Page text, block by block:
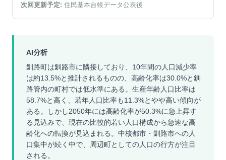
次回更新予定: 住民基本台帳データ公表後
AI分析
釧路町は釧路市に隣接しており、10年間の人口減少率
は約13.5%と推計されるものの、高齢化率は30.0%と釧
路管内の町村では低水準にある。生産年齢人口比率は
58.7%と高く、若年人口比率も11.3%とやや高い傾向が
ある。しかし2050年には高齢化率が50.3%に急上昇す
る見込みで、現在の比較的若い人口構成から急速な高
齢化への転換が見込まれる。中核都市・釧路市への人
口集中が続く中で、周辺町としての人口の行方が注目
される。